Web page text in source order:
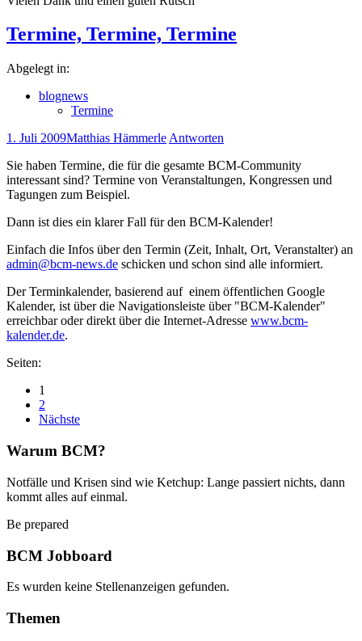
Termine, Termine, Termine
Abgelegt in:
blognews
Termine
1. Juli 2009Matthias Hämmerle Antworten
Sie haben Termine, die für die gesamte BCM-Community
interessant sind? Termine von Veranstaltungen, Kongressen und
Tagungen zum Beispiel.
Dann ist dies ein klarer Fall für den BCM-Kalender!
Einfach die Infos über den Termin (Zeit, Inhalt, Ort, Veranstalter) an
admin@bcm-news.de schicken und schon sind alle informiert.
Der Terminkalender, basierend auf einem öffentlichen Google
Kalender, ist über die Navigationsleiste über "BCM-Kalender"
erreichbar oder direkt über die Internet-Adresse www.bcm-
kalender.de.
Seiten:
1
2
Nächste
Warum BCM?
Notfälle und Krisen sind wie Ketchup: Lange passiert nichts, dann
kommt alles auf einmal.
Be prepared
BCM Jobboard
Es wurden keine Stellenanzeigen gefunden.
Themen